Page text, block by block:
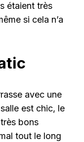
étaient très
si cela n’a
avec une
est chic, le
bons
tout le long